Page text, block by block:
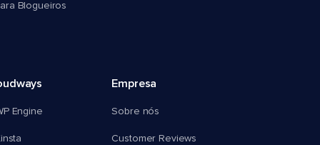
Blogueiros
Engine
Empresa
Sobre nós
Customer Reviews